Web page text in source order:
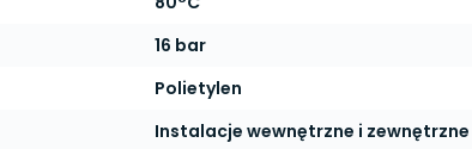
16 bar
Polietylen
Instalacje wewnętrzne i zewnętrzne